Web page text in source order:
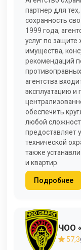
партнер для
сохранность
1999 года,
услуг по
имущества,
рекомендаций
противоправных
агентства
эксплуатацию и
обеспечить
любой
предоставляет
технической
также
и квартир.
Подробнее
ЧОО
57,3